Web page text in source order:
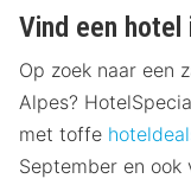
Vind een hotel
Op zoek naar een
Alpes?
met toffe
September en